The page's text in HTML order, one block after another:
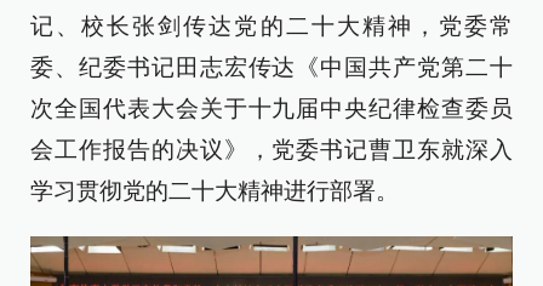
记、校长张剑传达党的二十大精神，党委常
委、纪委书记田志宏传达《中国共产党第二十
次全国代表大会关于十九届中央纪律检查委员
会工作报告的决议》，党委书记曹卫东就深入
学习贯彻党的二十大精神进行部署。